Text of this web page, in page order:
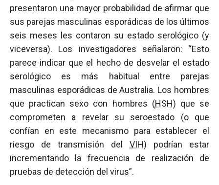
presentaron una mayor probabilidad de afirmar que
sus parejas masculinas esporádicas de los últimos
seis meses les contaron su estado serológico (y
viceversa). Los investigadores señalaron: “Esto
parece indicar que el hecho de desvelar el estado
serológico es más habitual entre parejas
masculinas esporádicas de Australia. Los hombres
que practican sexo con hombres (HSH) que se
comprometen a revelar su seroestado (o que
confían en este mecanismo para establecer el
riesgo de transmisión del VIH) podrían estar
incrementando la frecuencia de realización de
pruebas de detección del virus”.